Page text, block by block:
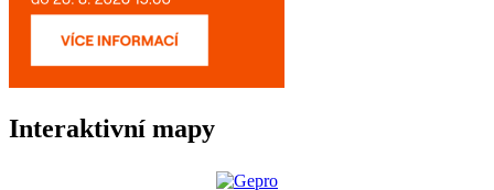
Interaktivní mapy